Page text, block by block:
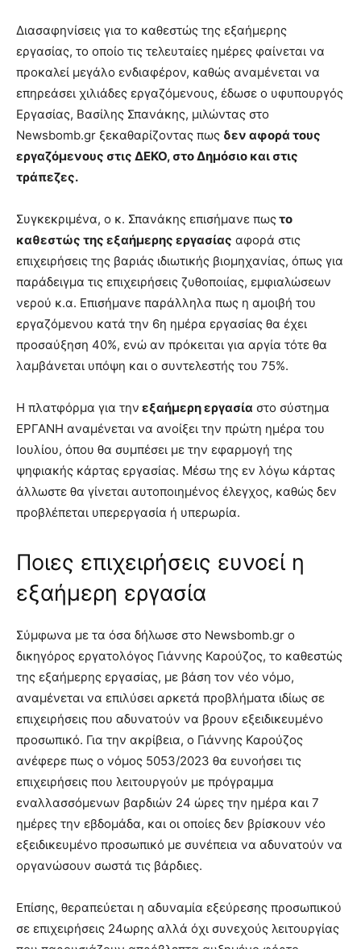
Διασαφηνίσεις για το καθεστώς της εξαήμερης
εργασίας, το οποίο τις τελευταίες ημέρες φαίνεται να
προκαλεί μεγάλο ενδιαφέρον, καθώς αναμένεται να
επηρεάσει χιλιάδες εργαζόμενους, έδωσε ο υφυπουργός
Εργασίας, Βασίλης Σπανάκης, μιλώντας στο
Newsbomb.gr ξεκαθαρίζοντας πως δεν αφορά τους
εργαζόμενους στις ΔΕΚΟ, στο Δημόσιο και στις
τράπεζες.
Συγκεκριμένα, ο κ. Σπανάκης επισήμανε πωςτο
καθεστώς της εξαήμερης εργασίας αφορά στις
επιχειρήσεις της βαριάς ιδιωτικής βιομηχανίας, όπως για
παράδειγμα τις επιχειρήσεις ζυθοποιίας, εμφιαλώσεων
νερού κ.α. Επισήμανε παράλληλα πως η αμοιβή του
εργαζόμενου κατά την 6η ημέρα εργασίας θα έχει
προσαύξηση 40%, ενώ αν πρόκειται για αργία τότε θα
λαμβάνεται υπόψη και ο συντελεστής του 75%.
Η πλατφόρμα για την εξαήμερη εργασία στο σύστημα
ΕΡΓΑΝΗ αναμένεται να ανοίξει την πρώτη ημέρα του
Ιουλίου, όπου θα συμπέσει με την εφαρμογή της
ψηφιακής κάρτας εργασίας. Μέσω της εν λόγω κάρτας
άλλωστε θα γίνεται αυτοποιημένος έλεγχος, καθώς δεν
προβλέπεται υπερεργασία ή υπερωρία.
Ποιες επιχειρήσεις ευνοεί η
εξαήμερη εργασία
Σύμφωνα με τα όσα δήλωσε στο Newsbomb.gr ο
δικηγόρος εργατολόγος Γιάννης Καρούζος, το καθεστώς
της εξαήμερης εργασίας, με βάση τον νέο νόμο,
αναμένεται να επιλύσει αρκετά προβλήματα ιδίως σε
επιχειρήσεις που αδυνατούν να βρουν εξειδικευμένο
προσωπικό. Για την ακρίβεια, ο Γιάννης Καρούζος
ανέφερε πως ο νόμος 5053/2023 θα ευνοήσει τις
επιχειρήσεις που λειτουργούν με πρόγραμμα
εναλλασσόμενων βαρδιών 24 ώρες την ημέρα και 7
ημέρες την εβδομάδα, και οι οποίες δεν βρίσκουν νέο
εξειδικευμένο προσωπικό με συνέπεια να αδυνατούν να
οργανώσουν σωστά τις βάρδιες.
Επίσης, θεραπεύεται η αδυναμία εξεύρεσης προσωπικού
σε επιχειρήσεις 24ωρης αλλά όχι συνεχούς λειτουργίας